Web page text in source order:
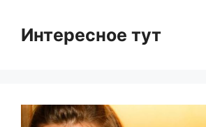
contentИнтересное тут